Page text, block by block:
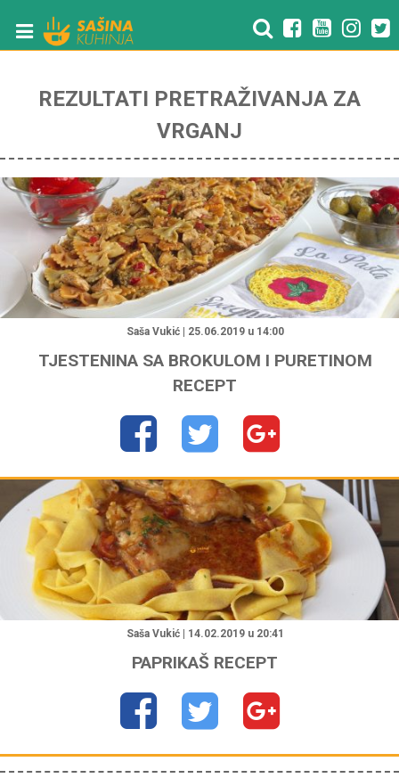
REZULTATI PRETRAŽIVANJA ZA
VRGANJ
"
Saša Vukić | 25.06.2019 u 14:00
TJESTENINA SA BROKULOM I PURETINOM
RECEPT
"
Saša Vukić | 14.02.2019 u 20:41
PAPRIKAŠ RECEPT